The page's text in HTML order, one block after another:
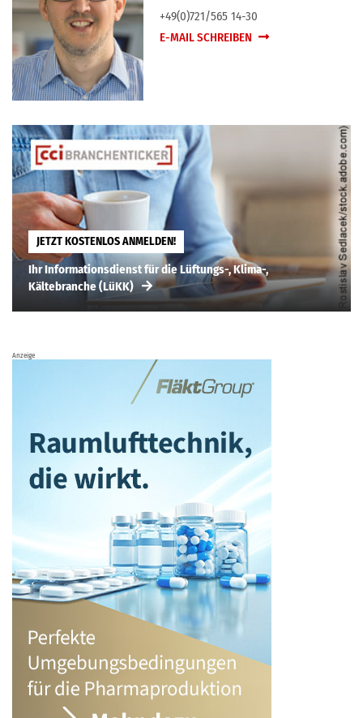
+49(0)721/565 14-30
E-MAIL SCHREIBEN
JETZT KOSTENLOS ANMELDEN!
Ihr Informationsdienst für die Lüftungs-, Klima-,
Kältebranche (LüKK)
Anzeige